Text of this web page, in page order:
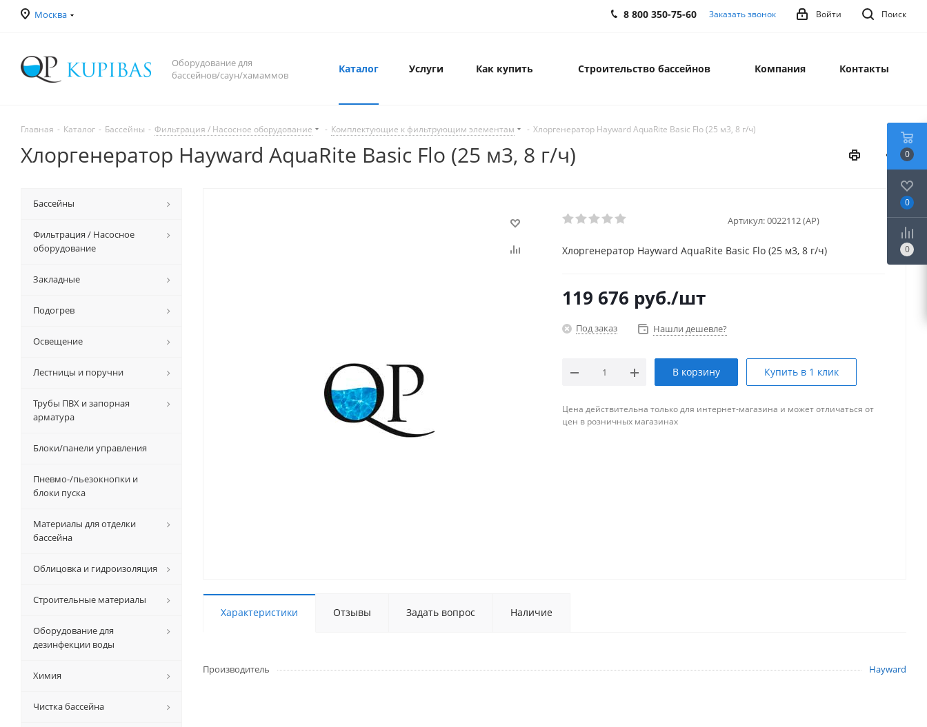
Москва Поиск
Войти
8 800 350-75-60 Заказать звонок
Оборудование для
бассейнов/саун/хамаммов
Каталог Услуги Как купить Строительство бассейнов Компания Контакты
Главная - Каталог - Бассейны - Фильтрация / Насосное оборудование - Комплектующие к фильтрующим элементам - Хлоргенератор Hayward AquaRite Basic Flo (25 м3, 8 г/ч)
Хлоргенератор Hayward AquaRite Basic Flo (25 м3, 8 г/ч)
Артикул:0022112 (AP)
Хлоргенератор Hayward AquaRite Basic Flo (25 м3, 8 г/ч)
119 676 руб./шт
Под заказ Нашли дешевле?
В корзину Купить в 1 клик
Цена действительна только для интернет-магазина и может отличаться от
цен в розничных магазинах
Характеристики Отзывы Задать вопрос Наличие
Производитель Hayward
Бассейны
Фильтрация / Насосное
оборудование
Закладные
Подогрев
Освещение
Лестницы и поручни
Трубы ПВХ и запорная
арматура
Блоки/панели управления
Пневмо-/пьезокнопки и
блоки пуска
Материалы для отделки
бассейна
Облицовка и гидроизоляция
Строительные материалы
Оборудование для
дезинфекции воды
Химия
Чистка бассейна
0
0
0